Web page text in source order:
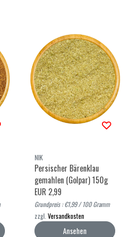
NIK
Persischer Bärenklau
gemahlen (Golpar) 150g
EUR 2,99
Grundpreis : €1,99 / 100 Gramm
zzgl. Versandkosten
Ansehen